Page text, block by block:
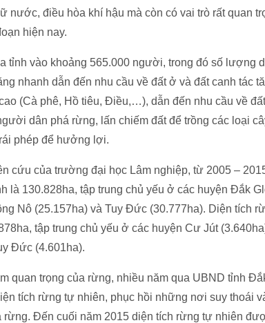
nước, điều hòa khí hậu mà còn có vai trò rất quan
hiện nay.
tỉnh vào khoảng 565.000 người, trong đó số lượng
nhanh dẫn đến nhu cầu về đất ở và đất canh tác
(Cà phê, Hồ tiêu, Điều,…), dẫn đến nhu cầu về
dân phá rừng, lấn chiếm đất để trồng các loại
phép để hưởng lợi.
cứu của trường đại học Lâm nghiệp, từ 2005 –
là 130.828ha, tập trung chủ yếu ở các huyện Đắk
Nô (25.157ha) và Tuy Đức (30.777ha). Diện tích
tập trung chủ yếu ở các huyện Cư Jút
Đức (4.601ha).
quan trọng của rừng, nhiều năm qua UBND tỉnh
tích rừng tự nhiên, phục hồi những nơi suy thoái
rừng. Đến cuối năm 2015 diện tích rừng tự nhiên